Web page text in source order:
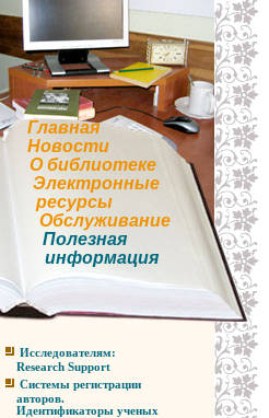
Главная
Новости
О библиотеке
Электронные
ресурсы
Обслуживание
Полезная
информация
Исследователям:
Research Support
Системы регистрации
авторов.
Идентификаторы ученых